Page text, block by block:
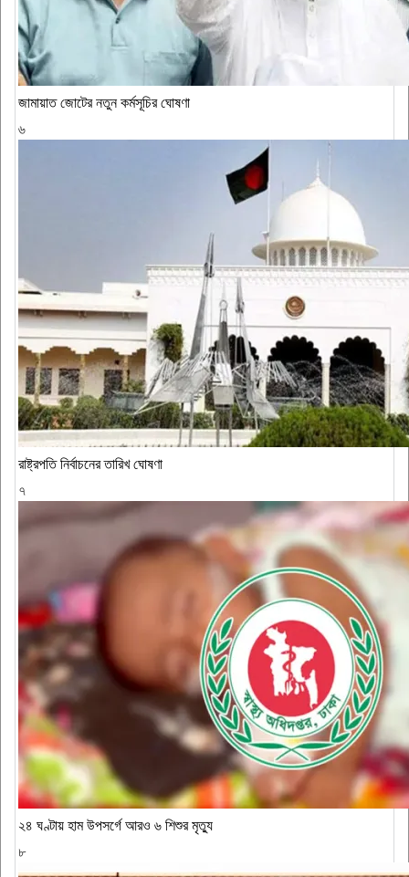
জামায়াত জোটের নতুন কর্মসূচির ঘোষণা
৬
রাষ্ট্রপতি নির্বাচনের তারিখ ঘোষণা
৭
২৪ ঘণ্টায় হাম উপসর্গে আরও ৬ শিশুর মৃত্যু
৮